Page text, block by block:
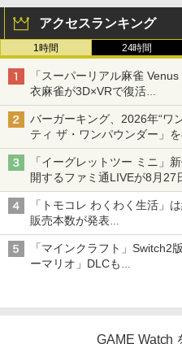
￥11,849
4
【純正
トローラ
￥10,737
トロー
￥7,681
【純正品
B-C ケー
￥2,618
【純正
￥8,020
￥8,698
4
『映画
ルアイ
y』Blu-
￥8,589
窩座再
3
ドラゴン
￥4,930
4
ホリ
or
￥4,980
5
スクウ
BMTA
限定ク
モデル
do
返品交換
￥2,490
がんば
￥4,889
【中古
250424)
ペルソ
ぶ ぬい
ンク1
￥2,200
Switch2
応 スイ
い ニン
switch
ト ケー
3
宮崎駿と
メンタリ
￥3,722
4
アニプ
劇場版
￥4,400
アクセスランキング
1時間 24時間
「スーパーリアル麻雀
衣麻雀が3D×VRで復活
発売から2週間は20%オフに
バーガーキング、2026年“ワ
ティ ザ・ワンパウンダー」
「特製ガーリックマヨソー
「イーグレットツー ミニ」
開するファミ通LIVEが8月27
シリーズ累計100タイトルへ
「トモコレ わくわく生活」
販売本数が発表
「ぽこポケ」は127万本に
「マインクラフト」Switch2
ーマリオ」DLCも
GAME Watch